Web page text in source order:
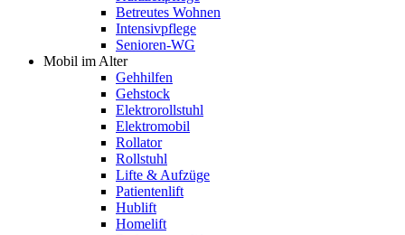
Betreutes Wohnen
Intensivpflege
Senioren-WG
Mobil im Alter
Gehhilfen
Gehstock
Elektrorollstuhl
Elektromobil
Rollator
Rollstuhl
Lifte & Aufzüge
Patientenlift
Hublift
Homelift